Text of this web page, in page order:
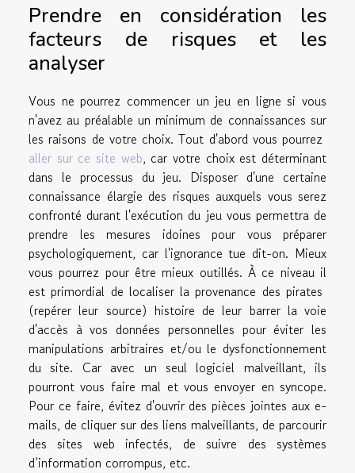
Prendre en considération les
facteurs de risques et les
analyser
Vous ne pourrez commencer un jeu en ligne si vous
n'avez au préalable un minimum de connaissances sur
les raisons de votre choix. Tout d'abord vous pourrez
aller sur ce site web, car votre choix est déterminant
dans le processus du jeu. Disposer d'une certaine
connaissance élargie des risques auxquels vous serez
confronté durant l'exécution du jeu vous permettra de
prendre les mesures idoines pour vous préparer
psychologiquement, car l'ignorance tue dit-on. Mieux
vous pourrez pour être mieux outillés. À ce niveau il
est primordial de localiser la provenance des pirates
(repérer leur source) histoire de leur barrer la voie
d'accès à vos données personnelles pour éviter les
manipulations arbitraires et/ou le dysfonctionnement
du site. Car avec un seul logiciel malveillant, ils
pourront vous faire mal et vous envoyer en syncope.
Pour ce faire, évitez d'ouvrir des pièces jointes aux e-
mails, de cliquer sur des liens malveillants, de parcourir
des sites web infectés, de suivre des systèmes
d’information corrompus, etc.